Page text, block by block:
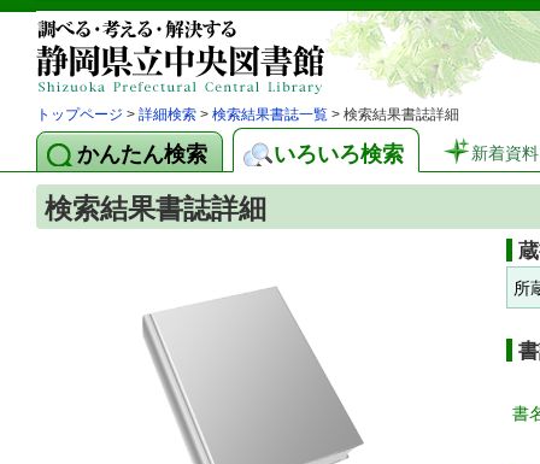
トップページ > 詳細検索 > 検索結果書誌一覧 > 検索結果書誌詳細
かんたん検索 いろいろ検索 新着資料
検索結果書誌詳細
所
書